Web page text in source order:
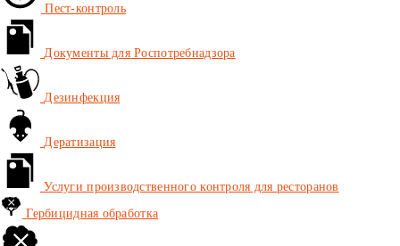
Пест-контроль
Документы для Роспотребнадзора
Дезинфекция
Дератизация
Услуги производственного контроля для ресторанов
Гербицидная обработка